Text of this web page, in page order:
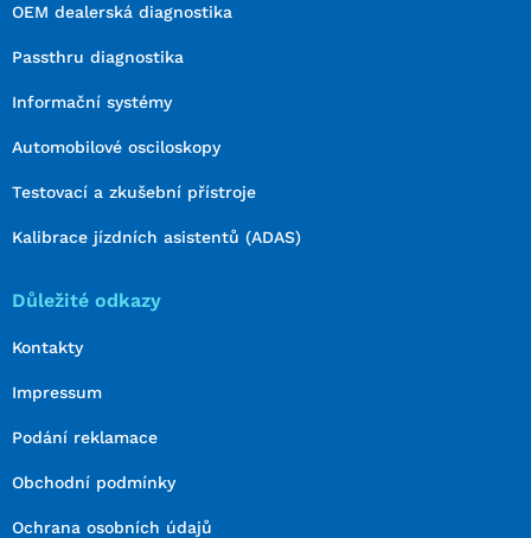
OEM dealerská diagnostika
Passthru diagnostika
Informační systémy
Automobilové osciloskopy
Testovací a zkušební přístroje
Kalibrace jízdních asistentů (ADAS)
Důležité odkazy
Kontakty
Impressum
Podání reklamace
Obchodní podmínky
Ochrana osobních údajů